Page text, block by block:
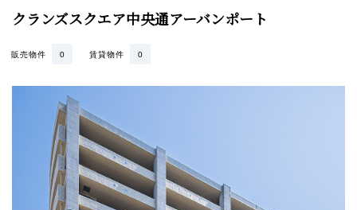
クランズスクエア中央通アーバンポート
賃貸物件 0
販売物件 0